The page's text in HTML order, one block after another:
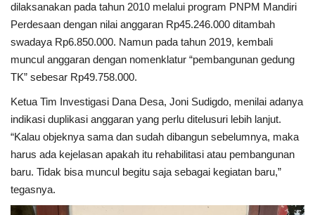
Sulawesi Utara (Sulut)
Pendidikan
Rubrik
Lampung
dilaksanakan pada tahun 2010 melalui program PNPM Mandiri
Perdesaan dengan nilai anggaran Rp45.246.000 ditambah
swadaya Rp6.850.000. Namun pada tahun 2019, kembali
muncul anggaran dengan nomenklatur “pembangunan gedung
TK” sebesar Rp49.758.000.
Ketua Tim Investigasi Dana Desa, Joni Sudigdo, menilai adanya
indikasi duplikasi anggaran yang perlu ditelusuri lebih lanjut.
“Kalau objeknya sama dan sudah dibangun sebelumnya, maka
harus ada kejelasan apakah itu rehabilitasi atau pembangunan
baru. Tidak bisa muncul begitu saja sebagai kegiatan baru,”
tegasnya.